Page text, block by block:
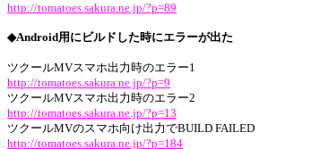
http://tomatoes.sakura.ne.jp/?p=89
◆Android用にビルドした時にエラーが出た
ツクールMVスマホ出力時のエラー1
http://tomatoes.sakura.ne.jp/?p=9
ツクールMVスマホ出力時のエラー2
http://tomatoes.sakura.ne.jp/?p=13
ツクールMVのスマホ向け出力でBUILD FAILED
http://tomatoes.sakura.ne.jp/?p=184